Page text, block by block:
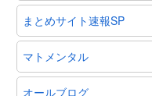
まとめサイト速報SP
マトメンタル
オールブログ